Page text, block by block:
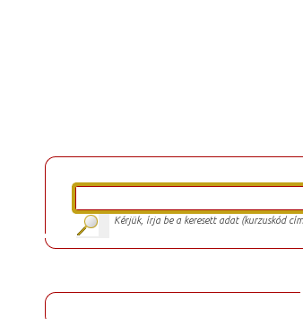
Kérjük, írja be a keresett adat (kurzuskód